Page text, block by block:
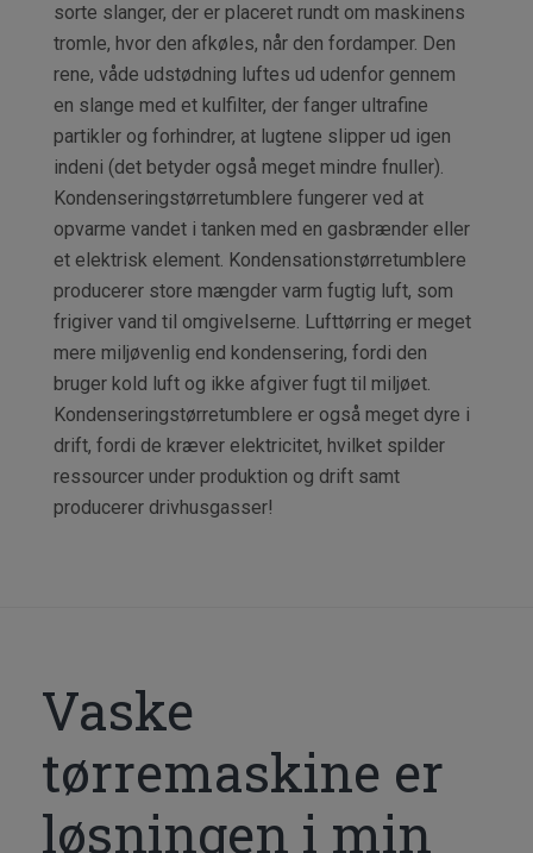
sorte slanger, der er placeret rundt om maskinens
tromle, hvor den afkøles, når den fordamper. Den
rene, våde udstødning luftes ud udenfor gennem
en slange med et kulfilter, der fanger ultrafine
partikler og forhindrer, at lugtene slipper ud igen
indeni (det betyder også meget mindre fnuller).
Kondenseringstørretumblere fungerer ved at
opvarme vandet i tanken med en gasbrænder eller
et elektrisk element. Kondensationstørretumblere
producerer store mængder varm fugtig luft, som
frigiver vand til omgivelserne. Lufttørring er meget
mere miljøvenlig end kondensering, fordi den
bruger kold luft og ikke afgiver fugt til miljøet.
Kondenseringstørretumblere er også meget dyre i
drift, fordi de kræver elektricitet, hvilket spilder
ressourcer under produktion og drift samt
producerer drivhusgasser!
Vaske
tørremaskine er
løsningen i min